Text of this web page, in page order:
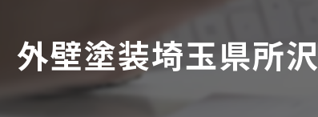
外壁塗装埼玉県所